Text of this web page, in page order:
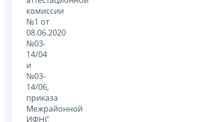
комиссии
№1 от
08.06.2020
№03-
14/04
и
№03-
14/06,
приказа
Межрайонной
ИФНС